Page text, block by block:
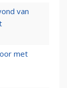
van
met